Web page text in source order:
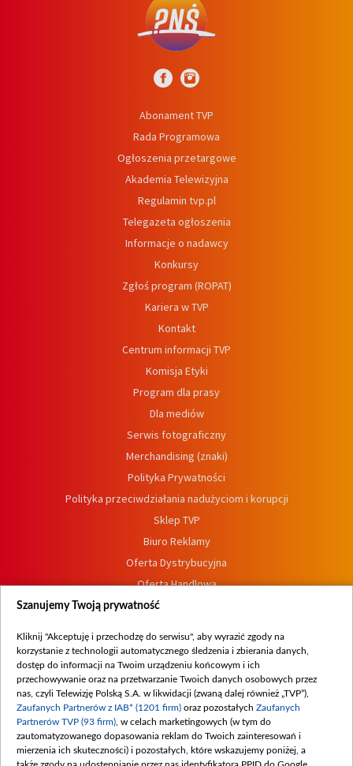
Abonament TVP
Rada Programowa
Ogłoszenia przetargowe
Akademia Telewizyjna
Regulamin tvp.pl
Telegazeta ogłoszenia
Informacje o nadawcy
Konkursy
Zgłoś program (ROPAT)
Kariera w TVP
Kontakt
Centrum informacji TVP
Komisja Etyki
Program dla prasy
Dla mediów
Serwis fotograficzny
Merchandising (znaki)
Polityka Prywatności
Polityka przeciwdziałania nadużyciom i korupcji
Sklep TVP
Biuro Reklamy
Oferta Dystrybucyjna
Oferta Handlowa
Dostępność
Procedura zgłoszeń wewnętrznych
Szanujemy Twoją prywatność
Kliknij "Akceptuję i przechodzę do serwisu", aby wyrazić zgody na
korzystanie z technologii automatycznego śledzenia i zbierania danych,
dostęp do informacji na Twoim urządzeniu końcowym i ich
przechowywanie oraz na przetwarzanie Twoich danych osobowych przez
nas, czyli Telewizję Polską S.A. w likwidacji (zwaną dalej również „TVP”),
Zaufanych Partnerów z IAB* (1201 firm) oraz pozostałych Zaufanych
Partnerów TVP (93 firm) , w celach marketingowych (w tym do
zautomatyzowanego dopasowania reklam do Twoich zainteresowań i
mierzenia ich skuteczności) i pozostałych, które wskazujemy poniżej, a